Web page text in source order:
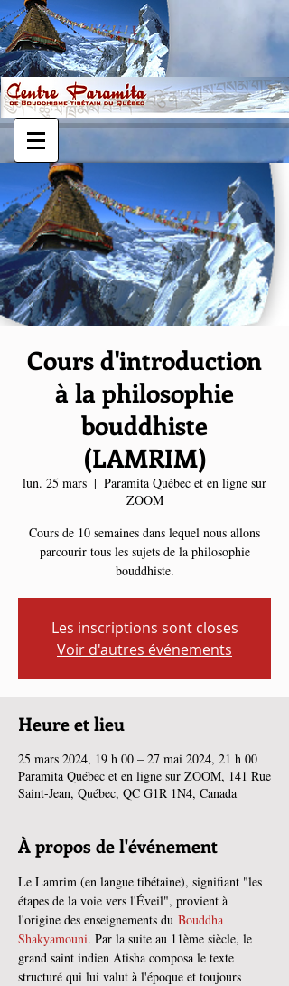
Cours d'introduction
à la philosophie
bouddhiste
(LAMRIM)
lun. 25 mars
  |
Paramita Québec et en ligne sur
ZOOM
Cours de 10 semaines dans lequel nous allons
parcourir tous les sujets de la philosophie
bouddhiste.
Les inscriptions sont closes
Voir d'autres événements
Heure et lieu
25 mars 2024, 19 h 00 – 27 mai 2024, 21 h 00
Paramita Québec et en ligne sur ZOOM, 141 Rue
Saint-Jean, Québec, QC G1R 1N4, Canada
À propos de l'événement
Le Lamrim (en langue tibétaine), signifiant "les
étapes de la voie vers l'Éveil", provient à
l'origine des enseignements du Bouddha
Shakyamouni. Par la suite au 11ème siècle, le
grand saint indien Atisha composa le texte
structuré qui lui valut à l'époque et toujours